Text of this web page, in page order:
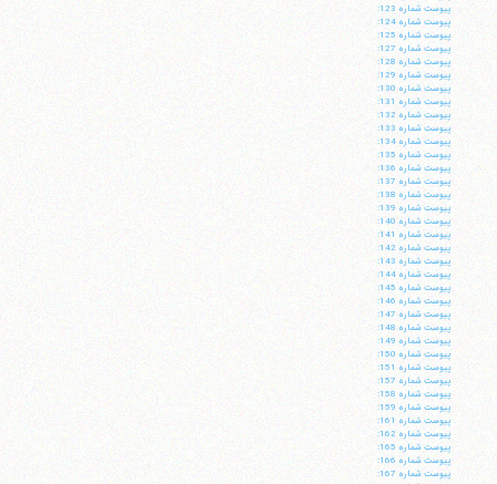
پيوست شماره 123:
پيوست شماره 124:
پيوست شماره 125:
پيوست شماره 127:
پيوست شماره 128:
پيوست شماره 129:
پيوست شماره 130:
پيوست شماره 131:
پيوست شماره 132:
پيوست شماره 133:
پيوست شماره 134:
پيوست شماره 135:
پيوست شماره 136:
پيوست شماره 137:
پيوست شماره 138:
پيوست شماره 139:
پيوست شماره 140:
پيوست شماره 141:
پيوست شماره 142:
پيوست شماره 143:
پيوست شماره 144:
پيوست شماره 145:
پيوست شماره 146:
پيوست شماره 147:
پيوست شماره 148:
پيوست شماره 149:
پيوست شماره 150:
پيوست شماره 151:
پيوست شماره 157:
پيوست شماره 158:
پيوست شماره 159:
پيوست شماره 161:
پيوست شماره 162:
پيوست شماره 165:
پيوست شماره 166:
پيوست شماره 167: